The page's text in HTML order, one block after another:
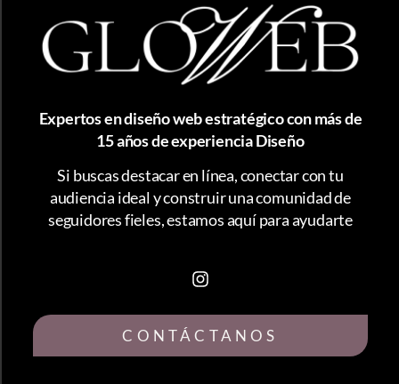
Expertos en diseño web estratégico con más de
15 años de experiencia Diseño
Si buscas destacar en línea, conectar con tu
audiencia ideal y construir una comunidad de
seguidores fieles, estamos aquí para ayudarte
CONTÁCTANOS